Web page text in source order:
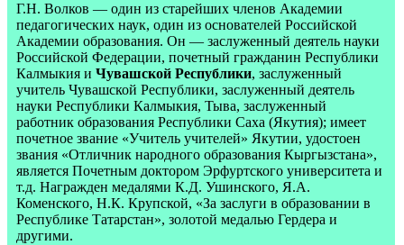
Г.Н. Волков — один из старейших членов Академии
педагогических наук, один из основателей Российской
Академии образования. Он — заслуженный деятель науки
Российской Федерации, почетный гражданин Республики
Калмыкия и Чувашской Республики, заслуженный
учитель Чувашской Республики, заслуженный деятель
науки Республики Калмыкия, Тыва, заслуженный
работник образования Республики Саха (Якутия); имеет
почетное звание «Учитель учителей» Якутии, удостоен
звания «Отличник народного образования Кыргызстана»,
является Почетным доктором Эрфуртского университета и
т.д. Награжден медалями К.Д. Ушинского, Я.А.
Коменского, Н.К. Крупской, «За заслуги в образовании в
Республике Татарстан», золотой медалью Гердера и
другими.